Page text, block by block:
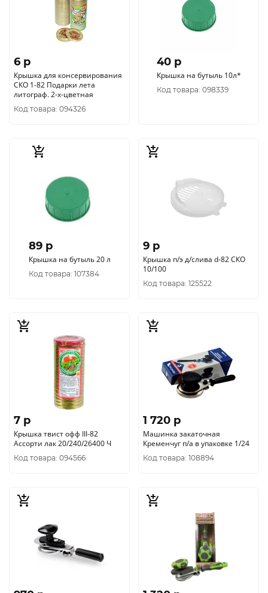
6 p
Крышка для консервирования
СКО 1-82 Подарки лета
литограф. 2-х-цветная
Код товара: 094326
40 p
Крышка на бутыль 10л*
Код товара: 098339
89 p
Крышка на бутыль 20 л
Код товара: 107384
9 p
Крышка п/э д/слива d-82 СКО
10/100
Код товара: 125522
7 p
Крышка твист офф III-82
Ассорти лак 20/240/26400 Ч
Код товара: 094566
1 720 p
Машинка закаточная
Кременчуг п/а в упаковке 1/24
Код товара: 108894